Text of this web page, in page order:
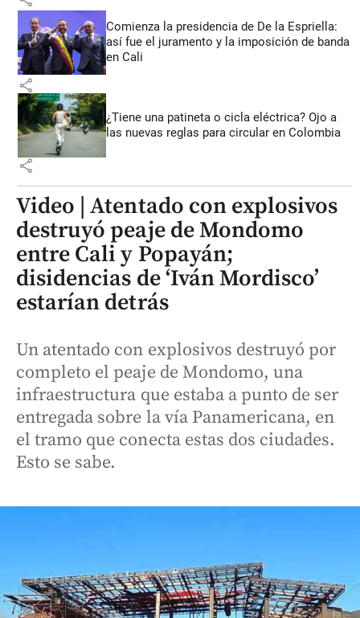
Comienza la presidencia de De la Espriella:
así fue el juramento y la imposición de banda
en Cali
share
¿Tiene una patineta o cicla eléctrica? Ojo a
las nuevas reglas para circular en Colombia
share
Video | Atentado con explosivos
destruyó peaje de Mondomo
entre Cali y Popayán;
disidencias de ‘Iván Mordisco’
estarían detrás
Un atentado con explosivos destruyó por
completo el peaje de Mondomo, una
infraestructura que estaba a punto de ser
entregada sobre la vía Panamericana, en
el tramo que conecta estas dos ciudades.
Esto se sabe.